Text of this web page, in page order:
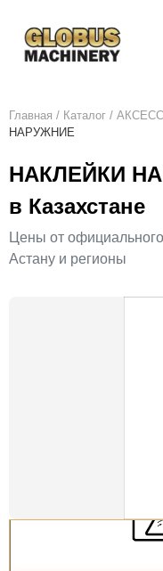
Главная / Каталог /
НАРУЖНИЕ
НАКЛЕЙКИ
в Казахстане
Цены от
Астану и регионы